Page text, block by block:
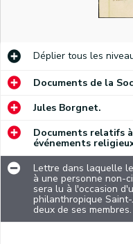
Déplier tous les
Documents de la
Jules Borgnet.
Documents relatifs
événements
Lettre dans laquelle
à une personne non-
sera lu à l'occasion
philanthropique
deux de ses membres.